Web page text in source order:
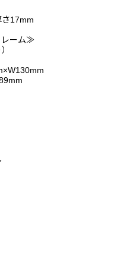
17mm
レーム≫